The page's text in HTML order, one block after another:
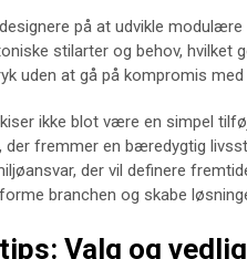
på at udvikle
stilarter og behov, hvilket
uden at gå på kompromis
ikke blot være en simpel
fremmer en bæredygtig
der vil definere
branchen og skabe
Valg og